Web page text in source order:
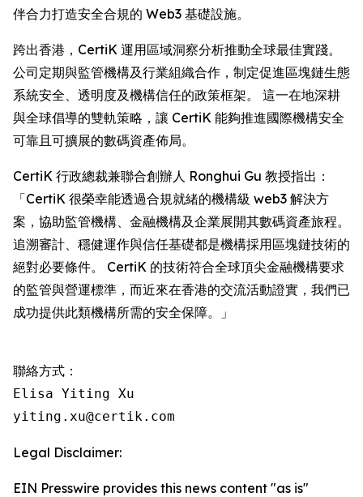
伴合力打造安全合規的 Web3 基礎設施。
跨出香港，CertiK 運用區域洞察分析推動全球最佳實踐。
公司定期與監管機構及行業組織合作，制定促進區塊鏈生態
系統安全、透明度及機構信任的政策框架。 這一在地深耕
與全球倡導的雙軌策略，讓 CertiK 能夠推進國際機構安全
可靠且可擴展的數碼資產佈局。
CertiK 行政總裁兼聯合創辦人 Ronghui Gu 教授指出：
「CertiK 很榮幸能透過合規就緒的機構級 web3 解決方
案，協助監管機構、金融機構及企業展開其數碼資產旅程。
追溯審計、穩健運作與信任基礎都是機構採用區塊鏈技術的
絕對必要條件。 CertiK 的技術符合全球頂尖金融機構要求
的監管與營運標準，而近來在香港的交流活動證實，我們已
成功提供此類機構所需的安全保障。」
聯絡方式：
Elisa Yiting Xu
yiting.xu@certik.com
Legal Disclaimer:
EIN Presswire provides this news content "as is"